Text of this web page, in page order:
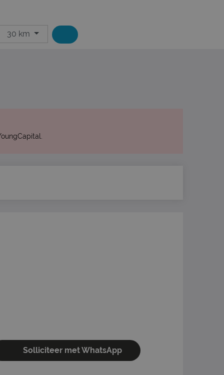
30 km
Solliciteer met WhatsApp